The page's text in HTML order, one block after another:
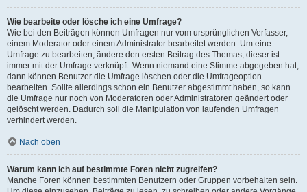
Wie bearbeite oder lösche ich eine Umfrage?
Wie bei den Beiträgen können Umfragen nur vom ursprünglichen Verfasser,
einem Moderator oder einem Administrator bearbeitet werden. Um eine
Umfrage zu bearbeiten, ändere den ersten Beitrag des Themas; dieser ist
immer mit der Umfrage verknüpft. Wenn niemand eine Stimme abgegeben hat,
dann können Benutzer die Umfrage löschen oder die Umfrageoption
bearbeiten. Sollte allerdings schon ein Benutzer abgestimmt haben, so kann
die Umfrage nur noch von Moderatoren oder Administratoren geändert oder
gelöscht werden. Dadurch soll die Manipulation von laufenden Umfragen
verhindert werden.
Nach oben
Warum kann ich auf bestimmte Foren nicht zugreifen?
Manche Foren können bestimmten Benutzern oder Gruppen vorbehalten sein.